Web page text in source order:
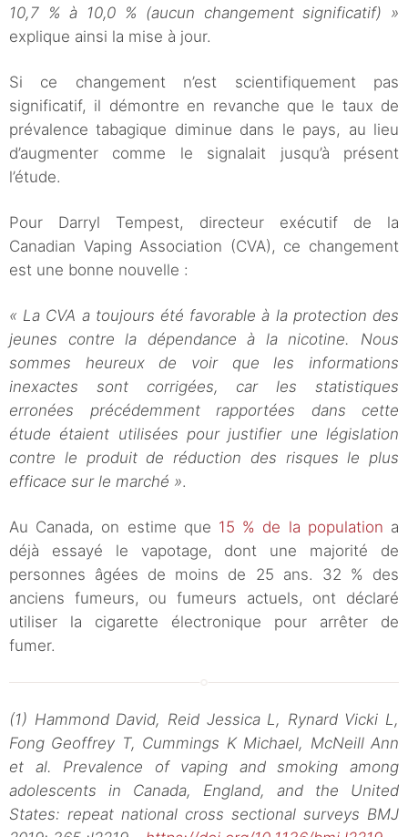
10,7 % à 10,0 % (aucun changement significatif) »
explique ainsi la mise à jour.
Si ce changement n’est scientifiquement pas
significatif, il démontre en revanche que le taux de
prévalence tabagique diminue dans le pays, au lieu
d’augmenter comme le signalait jusqu’à présent
l’étude.
Pour Darryl Tempest, directeur exécutif de la
Canadian Vaping Association (CVA), ce changement
est une bonne nouvelle :
« La CVA a toujours été favorable à la protection des
jeunes contre la dépendance à la nicotine. Nous
sommes heureux de voir que les informations
inexactes sont corrigées, car les statistiques
erronées précédemment rapportées dans cette
étude étaient utilisées pour justifier une législation
contre le produit de réduction des risques le plus
efficace sur le marché ».
Au Canada, on estime que 15 % de la population a
déjà essayé le vapotage, dont une majorité de
personnes âgées de moins de 25 ans. 32 % des
anciens fumeurs, ou fumeurs actuels, ont déclaré
utiliser la cigarette électronique pour arrêter de
fumer.
(1) Hammond David, Reid Jessica L, Rynard Vicki L,
Fong Geoffrey T, Cummings K Michael, McNeill Ann
et al. Prevalence of vaping and smoking among
adolescents in Canada, England, and the United
States: repeat national cross sectional surveys BMJ